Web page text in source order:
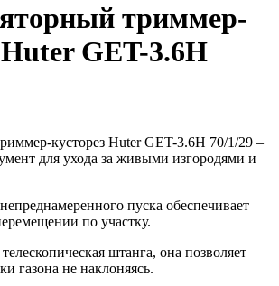
триммер-
Huter GET-3.6H
кусторез Huter GET-3.6H 70/1/29 –
для ухода за живыми изгородями и
пуска обеспечивает
по участку.
штанга, она позволяет
газона не наклоняясь.